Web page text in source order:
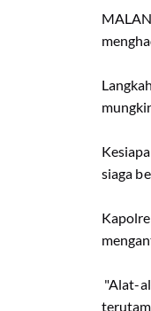
siaga
"Alat-